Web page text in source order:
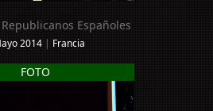
Españoles
2014|Francia
FOTO